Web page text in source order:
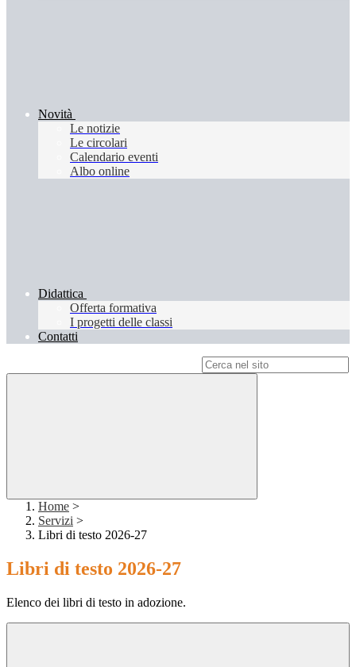
Novità
Le notizie
Le circolari
Calendario eventi
Albo online
Didattica
Offerta formativa
I progetti delle classi
Contatti
Home >
Servizi >
Libri di testo 2026-27
Libri di testo 2026-27
Elenco dei libri di testo in adozione.